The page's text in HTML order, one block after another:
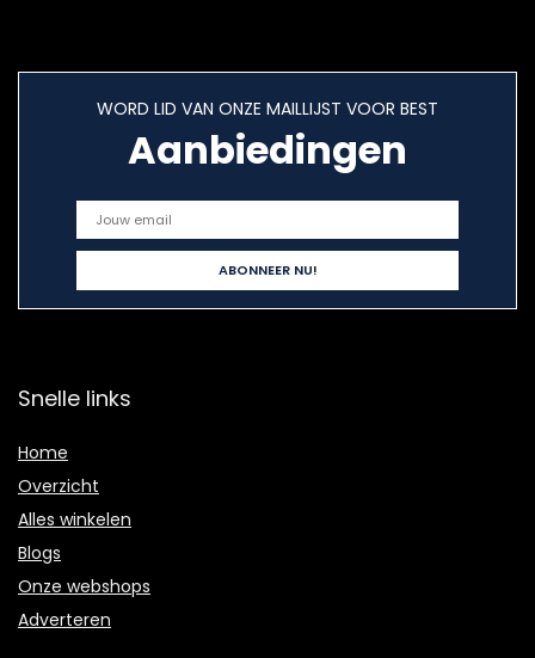
WORD LID VAN ONZE MAILLIJST VOOR BEST
Aanbiedingen
Snelle links
Home
Overzicht
Alles winkelen
Blogs
Onze webshops
Adverteren